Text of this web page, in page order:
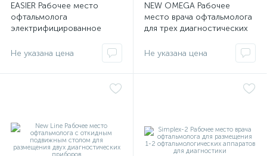
EASIER Рабочее место
офтальмолога
электрифицированное
Не указана цена
NEW OMEGA Рабочее
место врача офтальмолога
для трех диагностических
Не указана цена